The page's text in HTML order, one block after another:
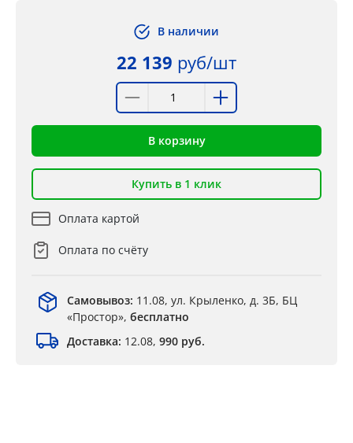
В наличии
22 139 руб/шт
В корзину
Купить в 1 клик
Оплата картой
Оплата по счёту
Самовывоз: 11.08, ул. Крыленко, д. 3Б, БЦ
«Простор», бесплатно
Доставка: 12.08, 990 руб.